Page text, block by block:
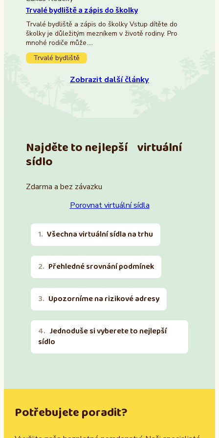
Trvalé bydliště a zápis do školky
Trvalé bydliště a zápis do školky Vstup dítěte do
školky je důležitým mezníkem v životě rodiny. Pro
mnohé rodiče může…
Trvalé bydliště
Zobrazit další články
Najděte to nejlepší virtuální
sídlo
Zdarma a bez závazku
Porovnat virtuální sídla
Všechna virtuální sídla na trhu
Přehledné srovnání podmínek
Upozorníme na rizikové adresy
Jednoduše si vyberete to nejlepší
sídlo
Potřebujete poradit?